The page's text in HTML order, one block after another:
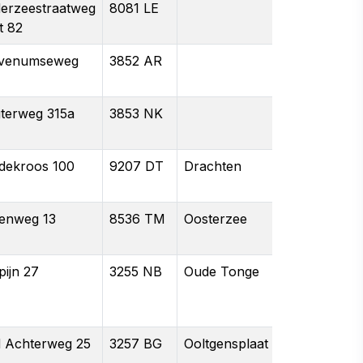
82
8081 LE
3852 AR
315a 3853 NK
100 9207 DT Drachten
13 8536 TM Oosterzee
27 3255 NB Oude Tonge
Achterweg 25 3257 BG Ooltgensplaat